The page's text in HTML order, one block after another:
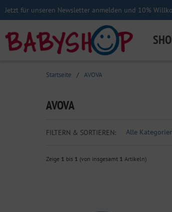
Jetzt für unseren Newsletter anmelden und 10%
Startseite / AVOVA
AVOVA
FILTERN & SORTIEREN: Alle
Zeige 1 bis 1 (von insgesamt 1 Artikeln)